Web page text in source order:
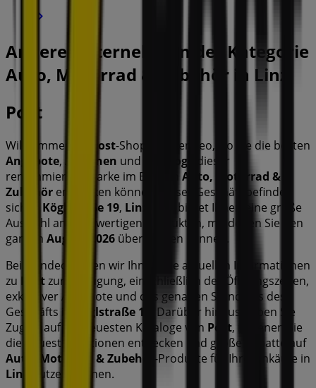
Andere Unternehmen der Kategorie
Auto, Motorrad & Zubehör in Linz
Post
Willkommen im Post-Shop auf Tiendeo, wo Sie die besten
Angebote, Aktionen und Kataloge
dieser
renommierten Marke im Bereich Auto, Motorrad &
Zubehör entdecken können. Unser Geschäft befindet
sich in Köglstraße 19, Linz
, und bietet Ihnen eine große
Auswahl an hochwertigen Produkten, mit denen Sie den
ganzen August 2026 über sparen können.
Bei Tiendeo stellen wir Ihnen alle aktuellen Informationen
zu
Postzur Verfügung, einschließlich der Öffnungszeiten,
exklusiver Angebote und des genauen Standorts des
Geschäfts in
Köglstraße 19
. Darüber hinaus haben Sie
Zugriff auf die neuesten Kataloge von Post, in denen Sie
die neuesten Aktionen entdecken und große Rabatte auf
Auto, Motorrad & Zubehör -Produkte für Ihre Einkäufe in
Linz
nutzen können.